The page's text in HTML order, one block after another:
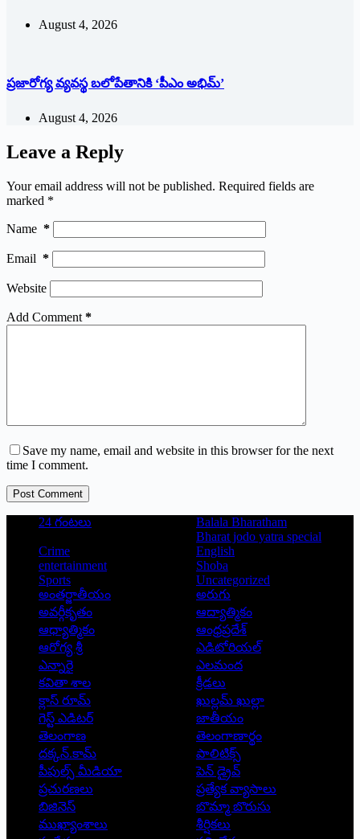
August 4, 2026
ప్రజారోగ్య వ్యవస్థ బలోపేతానికి ‘పీఎం అభిమ్‌’
August 4, 2026
Leave a Reply
Your email address will not be published. Required fields are
marked *
Name *
Email *
Website
Add Comment *
Save my name, email and website in this browser for the next
time I comment.
Post Comment
24 గంటలు
Balala Bharatham
Bharat jodo yatra special
Crime
English
entertainment
Shoba
Sports
Uncategorized
అంతర్జాతీయం
అరుగు
అవర్గీకృతం
ఆద్యాత్మికం
ఆధ్యాత్మికం
ఆంధ్రప్రదేశ్
ఆరోగ్య శ్రీ
ఎడిటోరియల్
ఎన్నారై
ఎలమంద
కవితా శాల
క్రీడలు
క్లాస్ రూమ్
ఖుల్లమ్ ఖుల్లా
గెస్ట్ ఎడిటర్
జాతీయం
తెలంగాణ
తెలంగాణార్థం
దక్కన్.కామ్
పాలిటిక్స్
పీపుల్స్ ‌మీడియా
పెన్ డ్రైవ్
ప్రచురణలు
ప్రత్యేక వ్యాసాలు
బిజినెస్
బొమ్మా బొరుసు
ముఖ్యాంశాలు
శీర్షికలు